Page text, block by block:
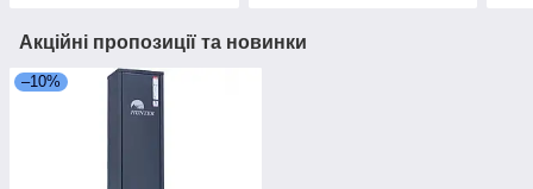
Акційні пропозиції та новинки
–10%